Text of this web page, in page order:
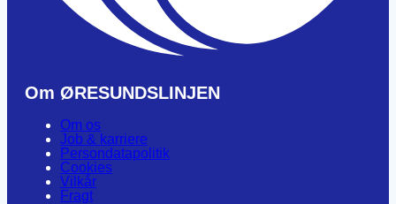
Om ØRESUNDSLINJEN
Om os
Job & karriere
Persondatapolitik
Cookies
Vilkår
Fragt